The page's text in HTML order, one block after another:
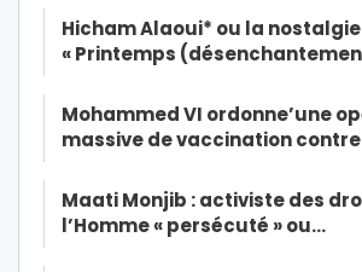
Hicham Alaoui* ou la
« Printemps
Mohammed VI ordonne’une
massive de vaccination
Maati Monjib : activiste des
l’Homme « persécuté » ou…